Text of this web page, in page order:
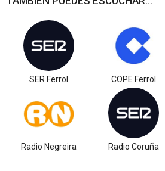
SER Ferrol COPE Ferrol
Radio Negreira Radio Coruña